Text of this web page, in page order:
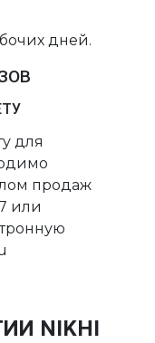
дней.
для
продаж
или
NIKHI